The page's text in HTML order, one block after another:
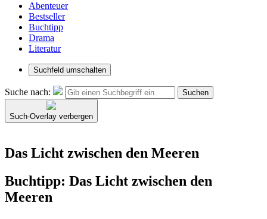
Abenteuer
Bestseller
Buchtipp
Drama
Literatur
Suchfeld umschalten
Suche nach: Suchen
Such-Overlay verbergen
Das Licht zwischen den Meeren
Buchtipp: Das Licht zwischen den
Meeren